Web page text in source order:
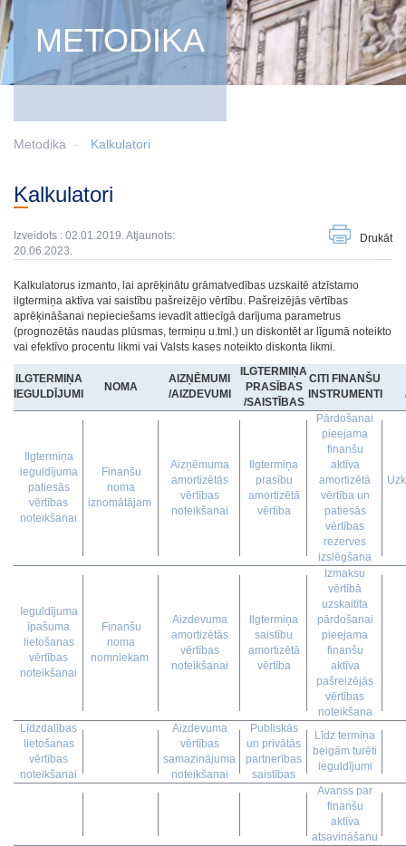
METODIKA
Metodika Kalkulatori
Kalkulatori
Izveidots : 02.01.2019. Atjaunots:
20.06.2023.
Drukāt
Kalkulatorus izmanto, lai aprēķinātu grāmatvedības uzskaitē atzīstamo
ilgtermiņa aktīva vai saistību pašreizējo vērtību. Pašreizējās vērtības
aprēķināšanai nepieciešams ievadīt attiecīgā darījuma parametrus
(prognozētās naudas plūsmas, termiņu u.tml.) un diskontēt ar līgumā noteikto
vai efektīvo procentu likmi vai Valsts kases noteikto diskonta likmi.
ILGTERMIŅA
IEGULDĪJUMI
NOMA
AIZŅĒMUMI
/AIZDEVUMI
ILGTERMIŅA
PRASĪBAS
/SAISTĪBAS
CITI FINANŠU
INSTRUMENTI
Ilgtermiņa
ieguldījuma
patiesās
vērtības
noteikšanai
Finanšu
noma
iznomātājam
Aizņēmuma
amortizētās
vērtības
noteikšanai
Ilgtermiņa
prasību
amortizētā
vērtība
Pārdošanai
pieejama
finanšu
aktīva
amortizētā
vērtība un
patiesās
vērtības
rezerves
izslēgšana
Ieguldījuma
īpašuma
lietošanas
vērtības
noteikšanai
Finanšu
noma
nomniekam
Aizdevuma
amortizētās
vērtības
noteikšanai
Ilgtermiņa
saistību
amortizētā
vērtība
Izmaksu
vērtībā
uzskaitīta
pārdošanai
pieejama
finanšu
aktīva
pašreizējās
vērtības
noteikšana
Līdzdalības
lietošanas
vērtības
noteikšanai
Aizdevuma
vērtības
samazinājuma
noteikšanai
Publiskās
un privātās
partnerības
saistības
Līdz termiņa
beigām turēti
ieguldījumi
Avanss par
finanšu
aktīva
atsavināšanu